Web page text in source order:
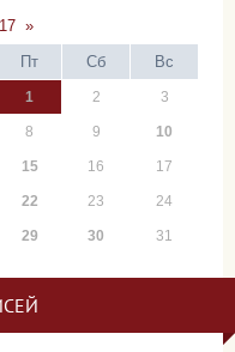
»
Пт Сб Вс
1 2 3
8 9 10
15 16 17
22 23 24
29 30 31